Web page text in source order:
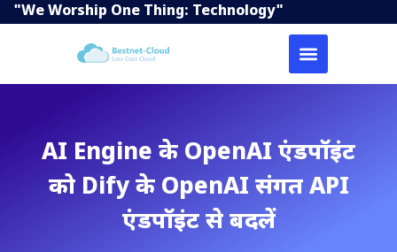
"We Worship One Thing: Technology"
AI Engine के OpenAI एंडपॉइंट
को Dify के OpenAI संगत API
एंडपॉइंट से बदलें